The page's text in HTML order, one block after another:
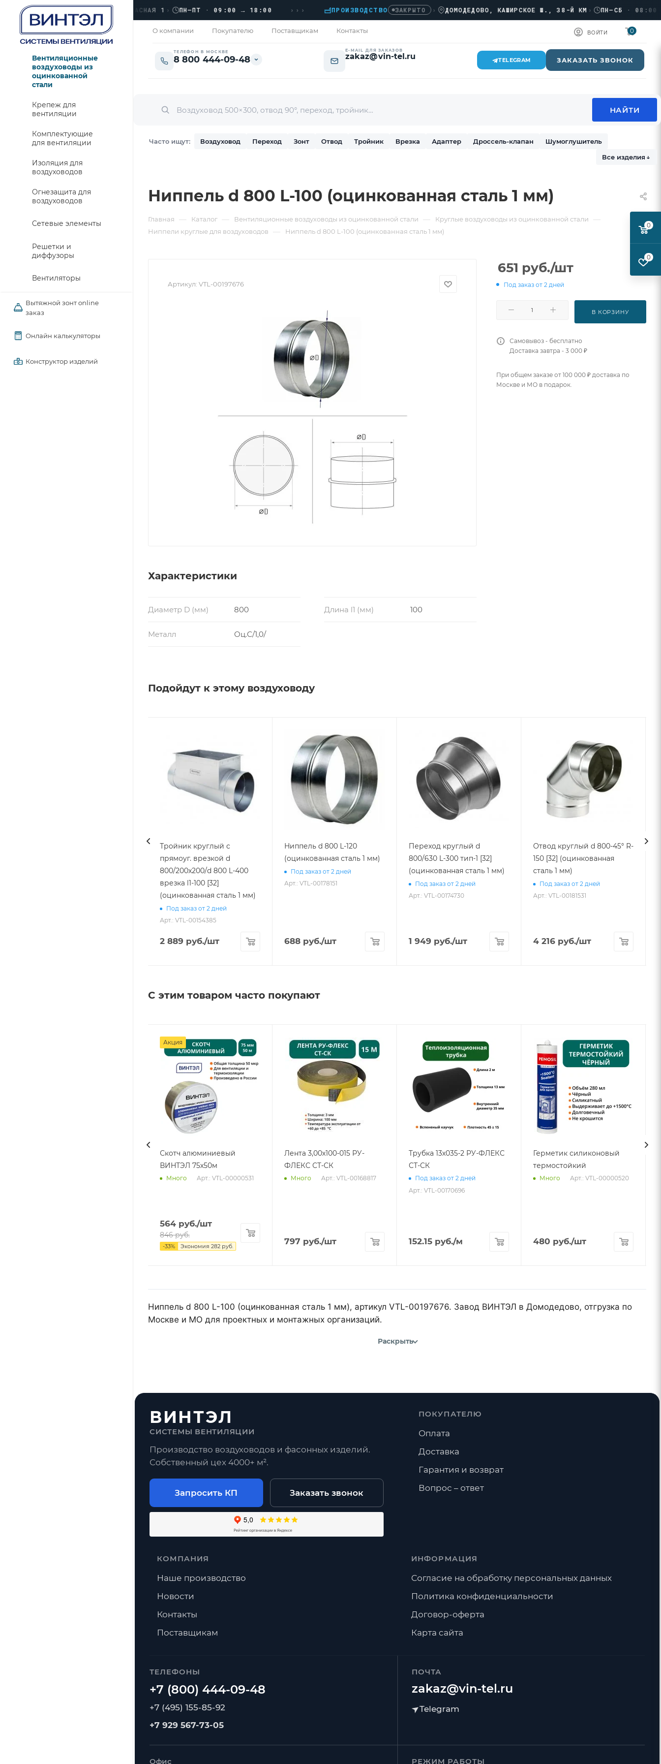
› ЛЮБЕРЦЫ, УЛ. КРАСНАЯ 1› ПН–ПТ · 09:00 → 18:00 ››› ПРОИЗВОДСТВО ЗАКРЫТО › ДОМОДЕДОВО, КАШИРСКОЕ Ш., 38-Й КМ› ПН–СБ · 08:00 →
О компании Покупателю Поставщикам Контакты ВОЙТИ 0
ТЕЛЕФОН В МОСКВЕ
8 800 444-09-48
E-MAIL ДЛЯ ЗАКАЗОВ
zakaz@vin-tel.ru TELEGRAM ЗАКАЗАТЬ ЗВОНОК
Часто ищут: Воздуховод Переход Зонт Отвод Тройник Врезка Адаптер Дроссель-клапан
Шумоглушитель
Все изделия ↓
Вентиляционные
воздуховоды из
оцинкованной
стали
Крепеж для
вентиляции
Комплектующие
для вентиляции
Изоляция для
воздуховодов
Огнезащита для
воздуховодов
Сетевые элементы
Решетки и
диффузоры
Вентиляторы
Вытяжной зонт online
заказ
Онлайн калькуляторы
Конструктор изделий
Ниппель d 800 L-100 (оцинкованная сталь 1 мм)
Главная — Каталог — Вентиляционные воздуховоды из оцинкованной стали — Круглые воздуховоды из оцинкованной стали —
Ниппели круглые для воздуховодов — Ниппель d 800 L-100 (оцинкованная сталь 1 мм)
Артикул: VTL-00197676
Характеристики
Диаметр D (мм) 800 Длина l1 (мм) 100
Металл Оц.С/1,0/
651 руб./шт
Под заказ от 2 дней
В КОРЗИНУ
Самовывоз - бесплатно
Доставка завтра - 3 000 ₽
При общем заказе от 100 000 ₽ доставка по
Москве и МО в подарок.
Подойдут к этому воздуховоду
Тройник круглый с
прямоуг. врезкой d
800/200х200/d 800 L-400
врезка l1-100 [32]
(оцинкованная сталь 1 мм)
Под заказ от 2 дней
Арт.: VTL-00154385
2 889 руб./шт
Ниппель d 800 L-120
(оцинкованная сталь 1 мм)
Под заказ от 2 дней
Арт.: VTL-00178151
688 руб./шт
Переход круглый d
800/630 L-300 тип-1 [32]
(оцинкованная сталь 1 мм)
Под заказ от 2 дней
Арт.: VTL-00174730
1 949 руб./шт
Отвод круглый d 800-45° R-
150 [32] (оцинкованная
сталь 1 мм)
Под заказ от 2 дней
Арт.: VTL-00181531
4 216 руб./шт
С этим товаром часто покупают
Акция
Скотч алюминиевый
ВИНТЭЛ 75х50м
Много Арт.: VTL-00000531
564 руб./шт
846руб.
-33% Экономия 282 руб.
Лента 3,00х100-015 РУ-
ФЛЕКС СТ-СК
Много Арт.: VTL-00168817
797 руб./шт
Трубка 13х035-2 РУ-ФЛЕКС
СТ-СК
Под заказ от 2 дней
Арт.: VTL-00170696
152.15 руб./м
Герметик силиконовый
термостойкий
Много Арт.: VTL-00000520
480 руб./шт
Ниппель d 800 L-100 (оцинкованная сталь 1 мм), артикул VTL-00197676. Завод ВИНТЭЛ в Домодедово, отгрузка по
Москве и МО для проектных и монтажных организаций.
Раскрыть
ВИНТЭЛ
СИСТЕМЫ ВЕНТИЛЯЦИИ
Производство воздуховодов и фасонных изделий.
Собственный цех 4000+ м².
Запросить КП Заказать звонок
ТЕЛЕФОНЫ
+7 (495) 155-85-92
+7 929 567-73-05
ПОЧТА
zakaz@vin-tel.ru
Офис РЕЖИМ РАБОТЫ
ПОКУПАТЕЛЮ
Оплата
Доставка
Гарантия и возврат
Вопрос – ответ
КОМПАНИЯ
Наше производство
Новости
Контакты
Поставщикам
ИНФОРМАЦИЯ
Согласие на обработку персональных данных
Политика конфиденциальности
Договор-оферта
Карта сайта
0
0